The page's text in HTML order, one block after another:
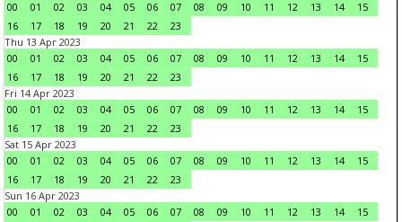
00
01 02 03 04 05 06 07 08 09 10 11 12 13 14
15
16
17 18 19 20 21 22
23
Thu 13 Apr 2023
00
01 02 03 04 05 06 07 08 09 10 11 12 13 14
15
16
17 18 19 20 21 22
23
Fri 14 Apr 2023
00
01 02 03 04 05 06 07 08 09 10 11 12 13 14
15
16
17 18 19 20 21 22
23
Sat 15 Apr 2023
00
01 02 03 04 05 06 07 08 09 10 11 12 13 14
15
16
17 18 19 20 21 22
23
Sun 16 Apr 2023
00
01 02 03 04 05 06 07 08 09 10 11 12 13 14
15